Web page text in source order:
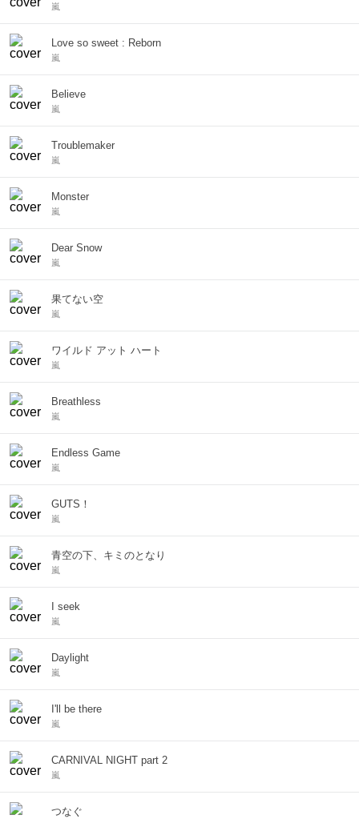
嵐
Love so sweet : Reborn
嵐
Believe
嵐
Troublemaker
嵐
Monster
嵐
Dear Snow
嵐
果てない空
嵐
ワイルド アット ハート
嵐
Breathless
嵐
Endless Game
嵐
GUTS！
嵐
青空の下、キミのとなり
嵐
I seek
嵐
Daylight
嵐
I'll be there
嵐
CARNIVAL NIGHT part 2
嵐
つなぐ